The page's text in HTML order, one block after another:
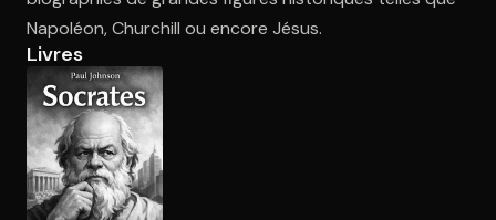
Ouvre l'app Appareil photo, pointe sur le code. C'est gratuit à
Napoléon, Churchill ou encore Jésus.
Livres